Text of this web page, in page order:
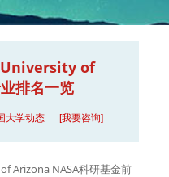
University of
排名一览
大学动态 [我要咨询]
Arizona NASA科研基金前